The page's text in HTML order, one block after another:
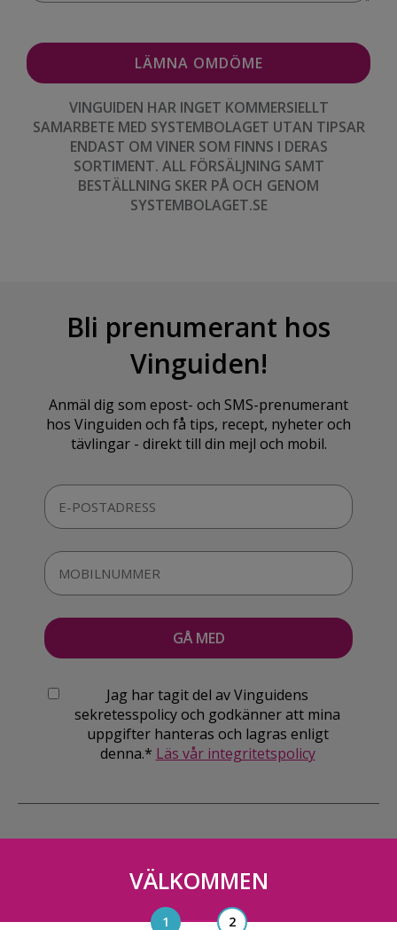
VINGUIDEN HAR INGET KOMMERSIELLT
SAMARBETE MED SYSTEMBOLAGET UTAN TIPSAR
ENDAST OM VINER SOM FINNS I DERAS
SORTIMENT. ALL FÖRSÄLJNING SAMT
BESTÄLLNING SKER PÅ OCH GENOM
SYSTEMBOLAGET.SE
Bli prenumerant hos
Vinguiden!
Anmäl dig som epost- och SMS-prenumerant
hos Vinguiden och få tips, recept, nyheter och
tävlingar - direkt till din mejl och mobil.
Jag har tagit del av Vinguidens
sekretesspolicy och godkänner att mina
uppgifter hanteras och lagras enligt
denna.* Läs vår integritetspolicy
Vinguiden Nordic AB
VÄLKOMMEN